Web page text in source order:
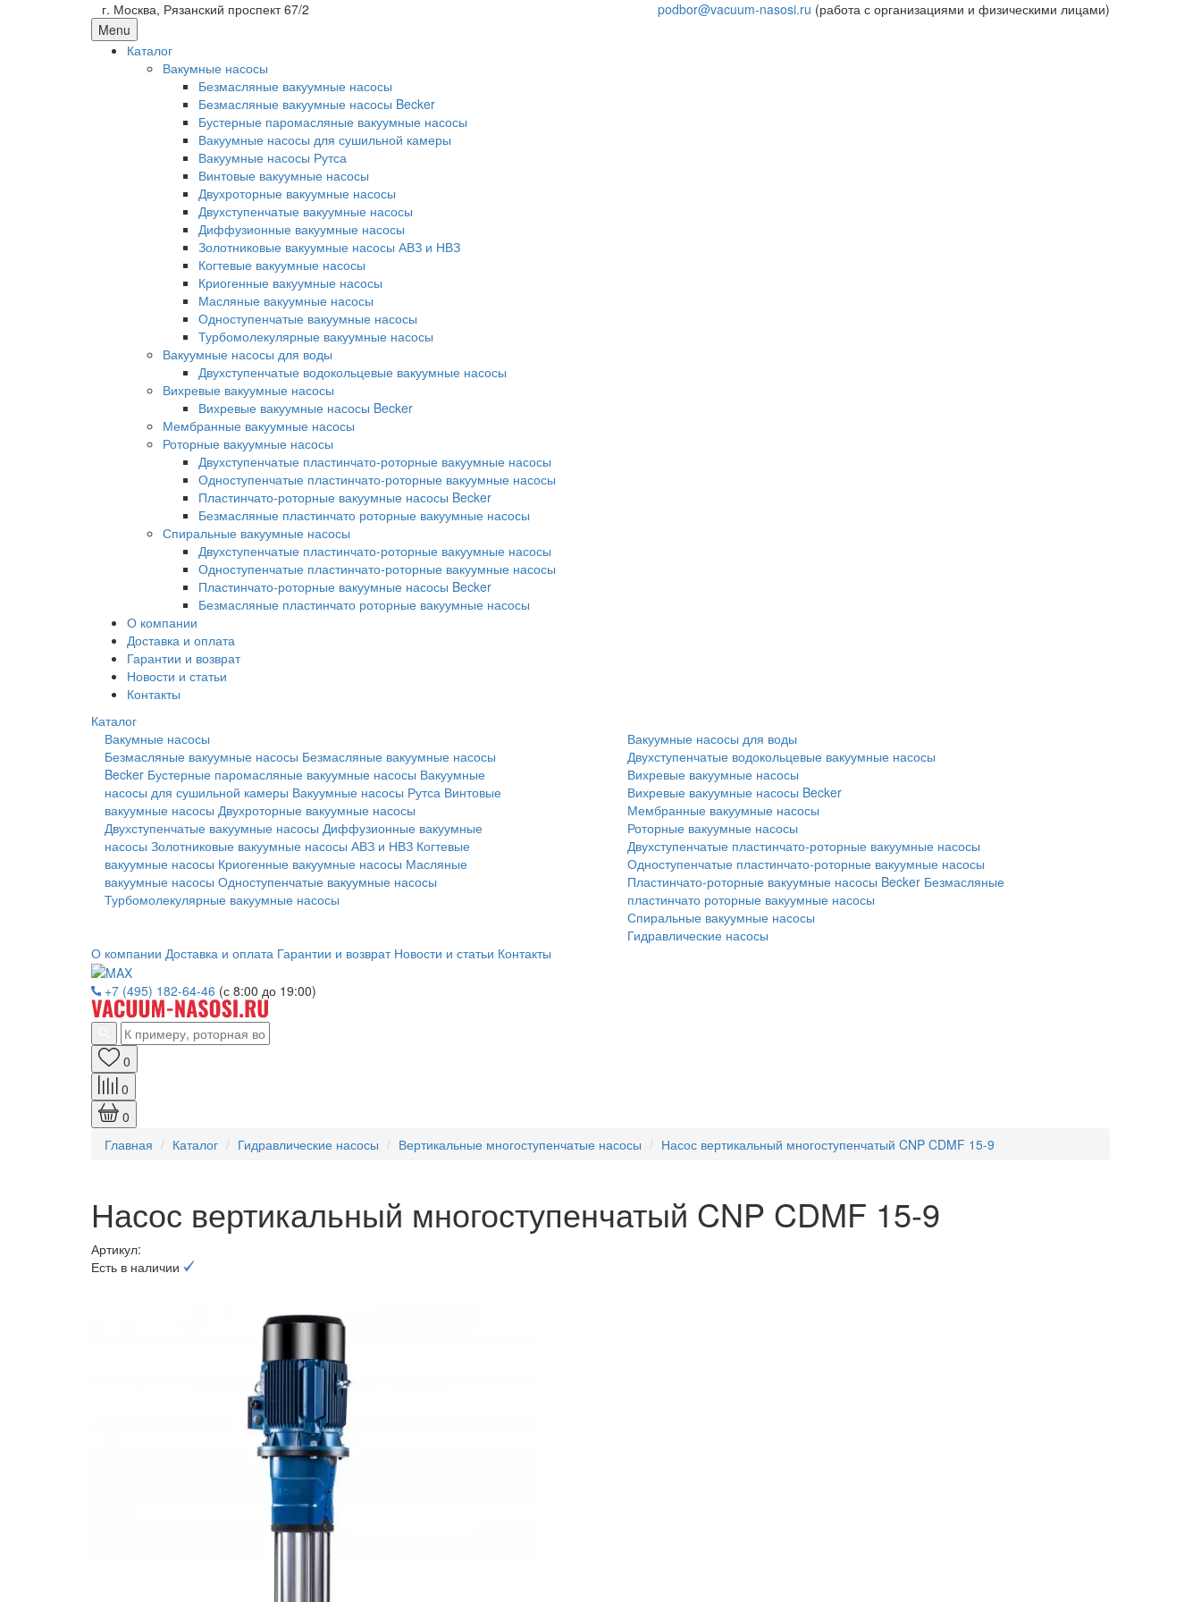
г. Москва, Рязанский проспект 67/2 podbor@vacuum-nasosi.ru (работа с организациями и физическими лицами)
Menu
Каталог
Вакумные насосы
Безмасляные вакуумные насосы
Безмасляные вакуумные насосы Becker
Бустерные паромасляные вакуумные насосы
Вакуумные насосы для сушильной камеры
Вакуумные насосы Рутса
Винтовые вакуумные насосы
Двухроторные вакуумные насосы
Двухступенчатые вакуумные насосы
Диффузионные вакуумные насосы
Золотниковые вакуумные насосы АВЗ и НВЗ
Когтевые вакуумные насосы
Криогенные вакуумные насосы
Масляные вакуумные насосы
Одноступенчатые вакуумные насосы
Турбомолекулярные вакуумные насосы
Вакуумные насосы для воды
Двухступенчатые водокольцевые вакуумные насосы
Вихревые вакуумные насосы
Вихревые вакуумные насосы Becker
Мембранные вакуумные насосы
Роторные вакуумные насосы
Двухступенчатые пластинчато-роторные вакуумные насосы
Одноступенчатые пластинчато-роторные вакуумные насосы
Пластинчато-роторные вакуумные насосы Becker
Безмасляные пластинчато роторные вакуумные насосы
Спиральные вакуумные насосы
Двухступенчатые пластинчато-роторные вакуумные насосы
Одноступенчатые пластинчато-роторные вакуумные насосы
Пластинчато-роторные вакуумные насосы Becker
Безмасляные пластинчато роторные вакуумные насосы
О компании
Доставка и оплата
Гарантии и возврат
Новости и статьи
Контакты
Каталог
Вакумные насосы
Безмасляные вакуумные насосы Безмасляные вакуумные насосы
Becker Бустерные паромасляные вакуумные насосы Вакуумные
насосы для сушильной камеры Вакуумные насосы Рутса Винтовые
вакуумные насосы Двухроторные вакуумные насосы
Двухступенчатые вакуумные насосы Диффузионные вакуумные
насосы Золотниковые вакуумные насосы АВЗ и НВЗ Когтевые
вакуумные насосы Криогенные вакуумные насосы Масляные
вакуумные насосы Одноступенчатые вакуумные насосы
Турбомолекулярные вакуумные насосы
Вакуумные насосы для воды
Двухступенчатые водокольцевые вакуумные насосы
Вихревые вакуумные насосы
Вихревые вакуумные насосы Becker
Мембранные вакуумные насосы
Роторные вакуумные насосы
Двухступенчатые пластинчато-роторные вакуумные насосы
Одноступенчатые пластинчато-роторные вакуумные насосы
Пластинчато-роторные вакуумные насосы Becker Безмасляные
пластинчато роторные вакуумные насосы
Спиральные вакуумные насосы
Гидравлические насосы
О компании Доставка и оплата Гарантии и возврат Новости и статьи Контакты
+7 (495) 182-64-46 (с 8:00 до 19:00)
0
0
0
Главная
Каталог Гидравлические насосы Вертикальные многоступенчатые насосы Насос вертикальный многоступенчатый CNP CDMF 15-9
Насос вертикальный многоступенчатый CNP CDMF 15-9
Артикул:
Есть в наличии